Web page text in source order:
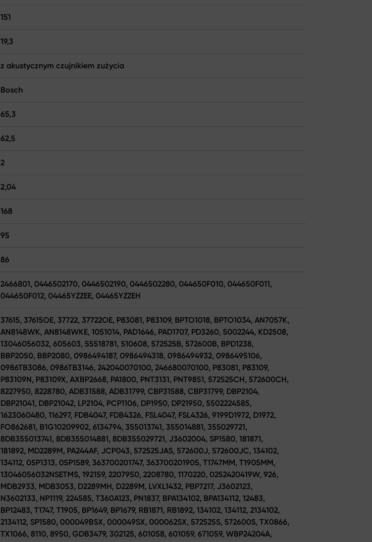
151
19,3
z akustycznym czujnikiem zużycia
Bosch
65,3
62,5
2
2,04
168
95
86
2466801, 0446502170, 0446502190, 0446502280, 044650F010, 044650F011,
044650F012, 04465YZZEE, 04465YZZEH
37615, 37615OE, 37722, 37722OE, P83081, P83109, BPTO1018, BPTO1034, AN7057K,
AN8148WK, AN8148WKE, 1051014, PAD1646, PAD1707, PD3260, 5002244, KD2508,
13046056032, 605603, 55518781, 510608, 572525B, 572600B, BPD1238,
BBP2050, BBP2080, 0986494187, 0986494318, 0986494932, 0986495106,
0986TB3086, 0986TB3146, 242040070100, 246680070100, P83081, P83109,
P83109N, P83109X, AXBP2668, PA1800, PNT3131, PNT9851, 572525CH, 572600CH,
8227950, 8228780, ADB31588, ADB31799, CBP31588, CBP31799, DBP2104,
DBP21041, DBP21042, LP2104, PCP1106, DP1950, DP21950, 5502224585,
1623060480, 116297, FDB4047, FDB4326, FSL4047, FSL4326, 9199D1972, D1972,
FO862681, B1G10209902, 6134794, 355013741, 355014881, 355029721,
8DB355013741, 8DB355014881, 8DB355029721, J3602004, SP1580, 181871,
181892, MD2289M, PA244AF, JCP043, 572525JAS, 572600J, 572600JC, 134102,
134112, 05P1313, 05P1589, 363700201747, 363700201905, T1747MM, T1905MM,
13046056032NSETMS, 192159, 2207950, 2208780, 1170220, 0252420419W, 926,
MDB2933, MDB3053, D2289MH, D2289M, LVXL1432, PBP7217, J3602123,
N3602133, NP1119, 224585, T360A123, PN1837, BPA134102, BPA134112, 12483,
BP12483, T1747, T1905, BP1649, BP1679, RB1871, RB1892, 134102, 134112, 2134102,
2134112, SP1580, 000049BSX, 000049SX, 000062SX, 572525S, 572600S, TX0866,
TX1066, 8110, 8950, GDB3479, 302125, 601058, 601059, 671059, WBP24204A,